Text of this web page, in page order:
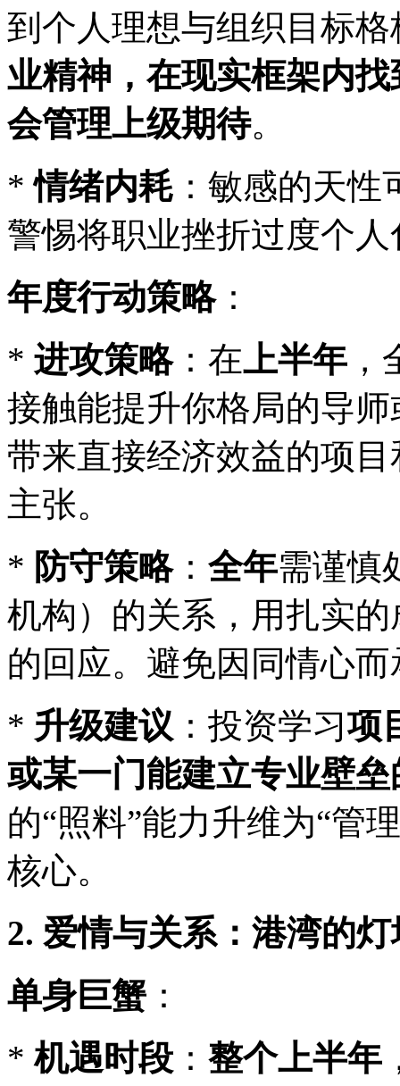
到个人理想与组织目标
业精神，在现实框架内
会管理上级期待。
*情绪内耗 ：敏感的天
警惕将职业挫折过度个人
年度行动策略：
* 进攻策略：在上半年
接触能提升你格局的导
带来直接经济效益的项
主张。
* 防守策略： 全年需谨慎
机构）的关系，用扎实
的回应。避免因同情心
* 升级建议 ：投资学习项
或某一门能建立专业壁
的“照料”能力升维为“管
核心。
2. 爱情与关系：港湾的
单身巨蟹 ：
*机遇时段 ： 整个上半年